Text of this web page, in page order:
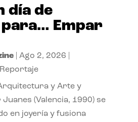
día de
Empar
| Ago 2, 2026
Reportaje
y Arte y
Juanes (Valencia, 1990) se
en joyería y fusiona